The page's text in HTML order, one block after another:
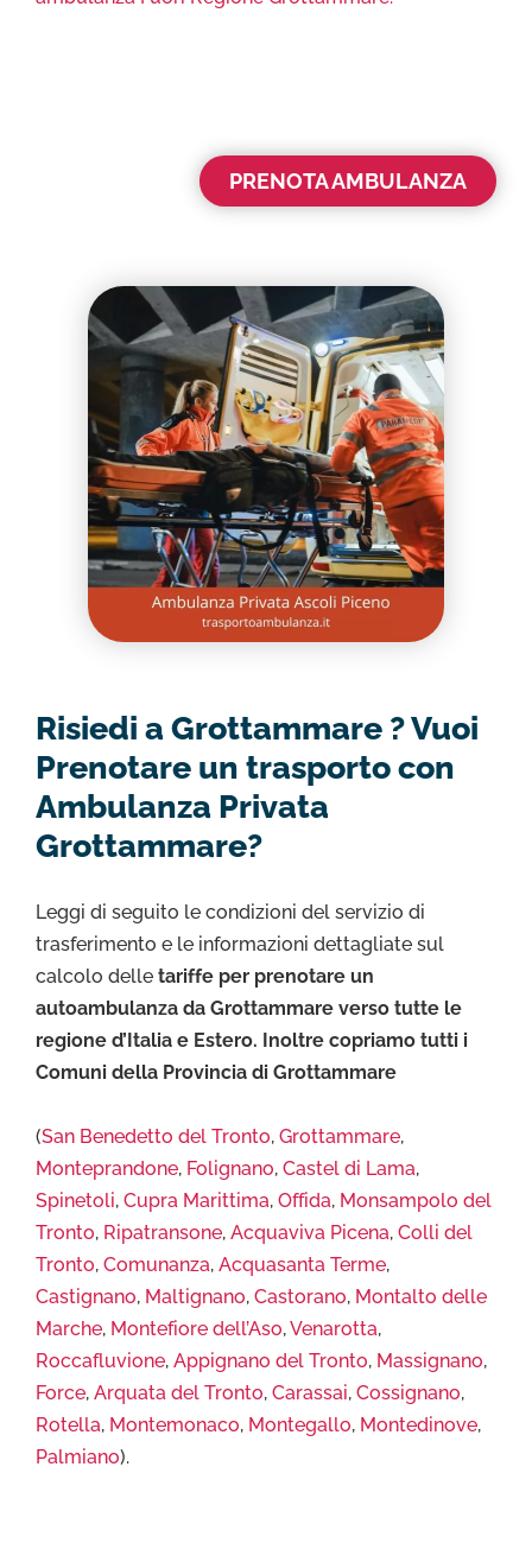
PRENOTA AMBULANZA
Risiedi a Grottammare ? Vuoi
Prenotare un trasporto con
Ambulanza Privata
Grottammare?
Leggi di seguito le condizioni del servizio di
trasferimento e le informazioni dettagliate sul
calcolo delle tariffe per prenotare un
autoambulanza da Grottammare verso tutte le
regione d’Italia e Estero. Inoltre copriamo tutti i
Comuni della Provincia di Grottammare
(San Benedetto del Tronto, Grottammare,
Monteprandone, Folignano, Castel di Lama,
Spinetoli, Cupra Marittima, Offida, Monsampolo del
Tronto, Ripatransone, Acquaviva Picena, Colli del
Tronto, Comunanza, Acquasanta Terme,
Castignano, Maltignano, Castorano, Montalto delle
Marche, Montefiore dell’Aso,Venarotta,
Roccafluvione, Appignano del Tronto, Massignano,
Force, Arquata del Tronto, Carassai, Cossignano,
Rotella, Montemonaco, Montegallo, Montedinove,
Palmiano).